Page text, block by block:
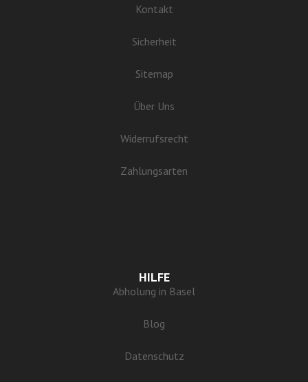
Kontakt
Sicherheit
Sitemap
Über Uns
Widerrufsrecht
Zahlungsarten
HILFE
Abholung in Basel
Blog
Datenschutz